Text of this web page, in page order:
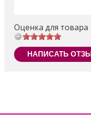
Оценка для товара
НАПИСАТЬ